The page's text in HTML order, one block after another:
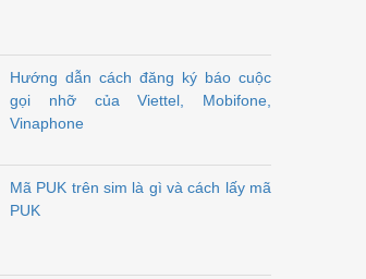
Hướng dẫn cách đăng ký báo cuộc
gọi nhỡ của Viettel, Mobifone,
Vinaphone
Mã PUK trên sim là gì và cách lấy mã
PUK